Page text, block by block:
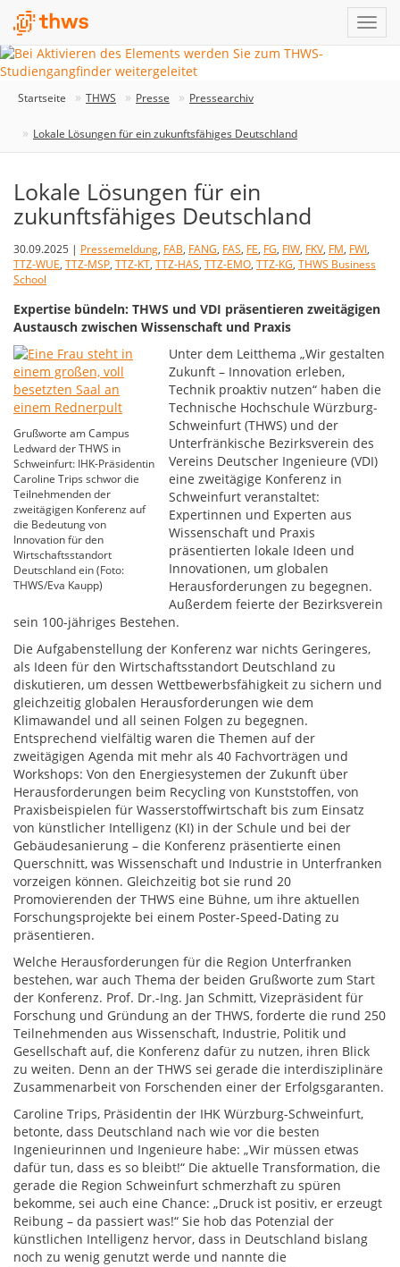
Startseite THWS Presse Pressearchiv
Lokale Lösungen für ein zukunftsfähiges Deutschland
Lokale Lösungen für ein
zukunftsfähiges Deutschland
30.09.2025 | Pressemeldung, FAB, FANG, FAS, FE, FG, FIW, FKV, FM, FWI,
TTZ-WUE, TTZ-MSP, TTZ-KT, TTZ-HAS, TTZ-EMO, TTZ-KG, THWS Business
School
Expertise bündeln: THWS und VDI präsentieren zweitägigen
Austausch zwischen Wissenschaft und Praxis
Grußworte am Campus
Ledward der THWS in
Schweinfurt: IHK-Präsidentin
Caroline Trips schwor die
Teilnehmenden der
zweitägigen Konferenz auf
die Bedeutung von
Innovation für den
Wirtschaftsstandort
Deutschland ein (Foto:
THWS/Eva Kaupp)
Unter dem Leitthema „Wir gestalten
Zukunft – Innovation erleben,
Technik proaktiv nutzen“ haben die
Technische Hochschule Würzburg-
Schweinfurt (THWS) und der
Unterfränkische Bezirksverein des
Vereins Deutscher Ingenieure (VDI)
eine zweitägige Konferenz in
Schweinfurt veranstaltet:
Expertinnen und Experten aus
Wissenschaft und Praxis
präsentierten lokale Ideen und
Innovationen, um globalen
Herausforderungen zu begegnen.
Außerdem feierte der Bezirksverein
sein 100-jähriges Bestehen.
Die Aufgabenstellung der Konferenz war nichts Geringeres,
als Ideen für den Wirtschaftsstandort Deutschland zu
diskutieren, um dessen Wettbewerbsfähigkeit zu sichern und
gleichzeitig globalen Herausforderungen wie dem
Klimawandel und all seinen Folgen zu begegnen.
Entsprechend vielfältig waren die Themen auf der
zweitägigen Agenda mit mehr als 40 Fachvorträgen und
Workshops: Von den Energiesystemen der Zukunft über
Herausforderungen beim Recycling von Kunststoffen, von
Praxisbeispielen für Wasserstoffwirtschaft bis zum Einsatz
von künstlicher Intelligenz (KI) in der Schule und bei der
Gebäudesanierung – die Konferenz präsentierte einen
Querschnitt, was Wissenschaft und Industrie in Unterfranken
vorzeigen können. Gleichzeitig bot sie rund 20
Promovierenden der THWS eine Bühne, um ihre aktuellen
Forschungsprojekte bei einem Poster-Speed-Dating zu
präsentieren.
Welche Herausforderungen für die Region Unterfranken
bestehen, war auch Thema der beiden Grußworte zum Start
der Konferenz. Prof. Dr.-Ing. Jan Schmitt, Vizepräsident für
Forschung und Gründung an der THWS, forderte die rund 250
Teilnehmenden aus Wissenschaft, Industrie, Politik und
Gesellschaft auf, die Konferenz dafür zu nutzen, ihren Blick
zu weiten. Denn an der THWS sei gerade die interdisziplinäre
Zusammenarbeit von Forschenden einer der Erfolgsgaranten.
Caroline Trips, Präsidentin der IHK Würzburg-Schweinfurt,
betonte, dass Deutschland nach wie vor die besten
Ingenieurinnen und Ingenieure habe: „Wir müssen etwas
dafür tun, dass es so bleibt!“ Die aktuelle Transformation, die
gerade die Region Schweinfurt schmerzhaft zu spüren
bekomme, sei auch eine Chance: „Druck ist positiv, er erzeugt
Reibung – da passiert was!“ Sie hob das Potenzial der
künstlichen Intelligenz hervor, dass in Deutschland bislang
noch zu wenig genutzt werde und nannte die